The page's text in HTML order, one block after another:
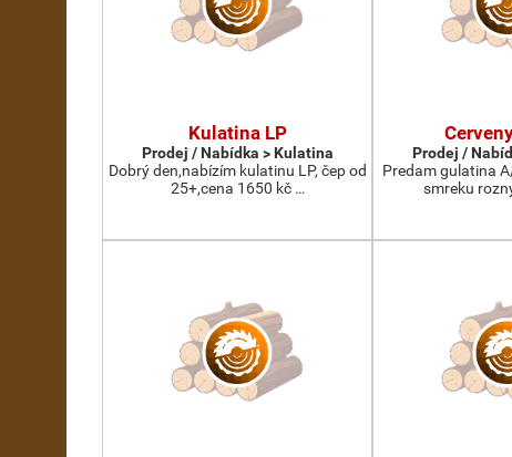
Kulatina LP
Prodej / Nabídka > Kulatina
Dobrý den,nabízím kulatinu LP, čep od
25+,cena 1650 kč …
Prodej /
Predam gulatina
smreku